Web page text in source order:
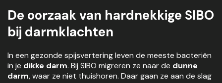
De oorzaak van hardnekkige SIBO
bij darmklachten
In een gezonde spijsvertering leven de meeste bacteriën
in je dikke darm. Bij SIBO migreren ze naar de dunne
darm, waar ze niet thuishoren. Daar gaan ze aan de slag